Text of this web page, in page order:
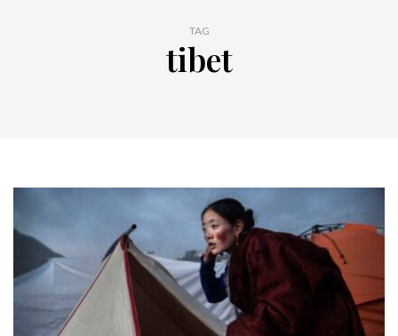
TAG
tibet